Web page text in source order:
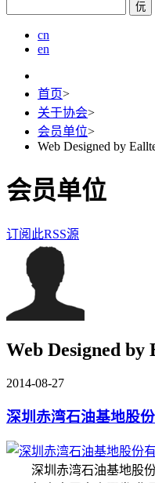
㐾
cn
en
首页>
关于协会>
会员单位>
Web Designed by
会员单位
订阅此RSS源
Web Designed by
2014-08-27
深圳赤湾石油基地股
深圳赤湾石油基地股份